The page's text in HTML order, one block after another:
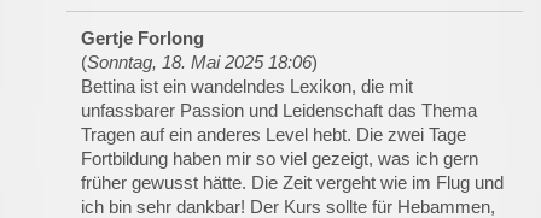
Gertje Forlong
(Sonntag, 18. Mai 2025 18:06)
Bettina ist ein wandelndes Lexikon, die mit
unfassbarer Passion und Leidenschaft das Thema
Tragen auf ein anderes Level hebt. Die zwei Tage
Fortbildung haben mir so viel gezeigt, was ich gern
früher gewusst hätte. Die Zeit vergeht wie im Flug und
ich bin sehr dankbar! Der Kurs sollte für Hebammen,